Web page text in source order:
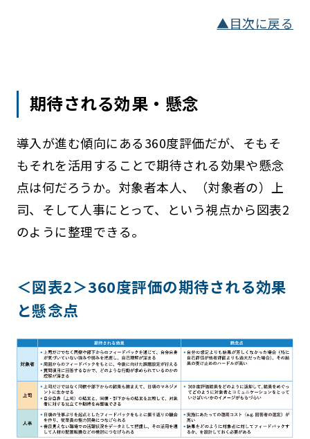
▲目次に戻る
期待される効果・懸念
導入が進む傾向にある360度評価だが、そもそ
もそれを活用することで期待される効果や懸念
点は何だろうか。対象者本人、（対象者の）上
司、そして人事にとって、という視点から図表2
のように整理できる。
＜図表2＞360度評価の期待される効果
と懸念点